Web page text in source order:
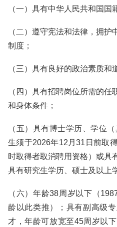
（一）具有中华人民共和国国
（二）遵守宪法和法律，拥
制度；
（三）具有良好的政治素质和
（四）具有招聘岗位所需的
和身体条件；
（五）具有博士学历、学位
生须于2026年12月31日前取
时取得者取消聘用资格）或具
具有研究生学历、硕士及以上
（六）年龄38周岁以下（
龄以此类推）；具有副高级
才，年龄可放宽至45周岁以